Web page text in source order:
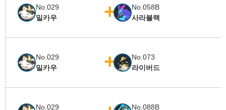
No.029
밀카우
No.058B
사라블랙
No.029
밀카우
No.073
라이버드
No.029 No.088B